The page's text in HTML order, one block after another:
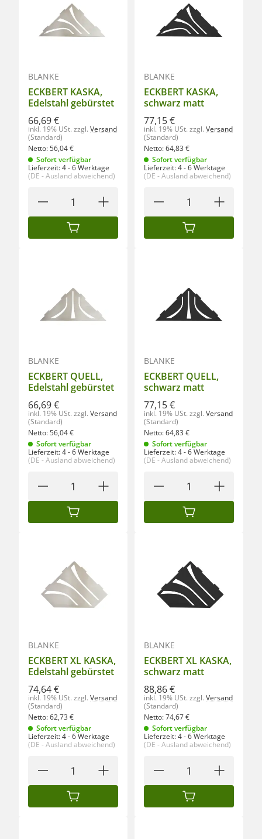
BLANKE
ECKBERT KASKA,
Edelstahl gebürstet
66,69 €
inkl. 19% USt. zzgl. Versand
(Standard)
Netto:56,04€
Sofort verfügbar
Lieferzeit:4 - 6 Werktage
(DE - Ausland abweichend)
IN DEN WARENKORB
BLANKE
ECKBERT KASKA,
schwarz matt
77,15 €
inkl. 19% USt. zzgl. Versand
(Standard)
Netto:64,83€
Sofort verfügbar
Lieferzeit:4 - 6 Werktage
(DE - Ausland abweichend)
IN DEN WARENKORB
BLANKE
ECKBERT QUELL,
Edelstahl gebürstet
66,69 €
inkl. 19% USt. zzgl. Versand
(Standard)
Netto:56,04€
Sofort verfügbar
Lieferzeit:4 - 6 Werktage
(DE - Ausland abweichend)
IN DEN WARENKORB
BLANKE
ECKBERT QUELL,
schwarz matt
77,15 €
inkl. 19% USt. zzgl. Versand
(Standard)
Netto:64,83€
Sofort verfügbar
Lieferzeit:4 - 6 Werktage
(DE - Ausland abweichend)
IN DEN WARENKORB
BLANKE
ECKBERT XL KASKA,
Edelstahl gebürstet
74,64 €
inkl. 19% USt. zzgl. Versand
(Standard)
Netto:62,73€
Sofort verfügbar
Lieferzeit:4 - 6 Werktage
(DE - Ausland abweichend)
IN DEN WARENKORB
BLANKE
ECKBERT XL KASKA,
schwarz matt
88,86 €
inkl. 19% USt. zzgl. Versand
(Standard)
Netto:74,67€
Sofort verfügbar
Lieferzeit:4 - 6 Werktage
(DE - Ausland abweichend)
IN DEN WARENKORB